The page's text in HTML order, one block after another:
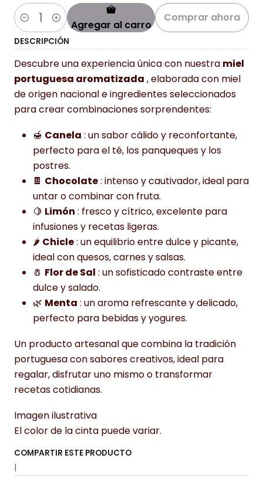
Cantidad Agregar al carro
Comprar ahora
DESCRIPCIÓN
Descubre una experiencia única con nuestra miel
portuguesa aromatizada , elaborada con miel
de origen nacional e ingredientes seleccionados
para crear combinaciones sorprendentes:
🍯 Canela : un sabor cálido y reconfortante,
perfecto para el té, los panqueques y los
postres.
🍫 Chocolate: intenso y cautivador, ideal para
untar o combinar con fruta.
🍋 Limón : fresco y cítrico, excelente para
infusiones y recetas ligeras.
🌶️ Chicle: un equilibrio entre dulce y picante,
ideal con quesos, carnes y salsas.
🧂 Flor de Sal : un sofisticado contraste entre
dulce y salado.
🌿 Menta : un aroma refrescante y delicado,
perfecto para bebidas y yogures.
Un producto artesanal que combina la tradición
portuguesa con sabores creativos, ideal para
regalar, disfrutar uno mismo o transformar
recetas cotidianas.
Imagen ilustrativa
El color de la cinta puede variar.
COMPARTIR ESTE PRODUCTO
|